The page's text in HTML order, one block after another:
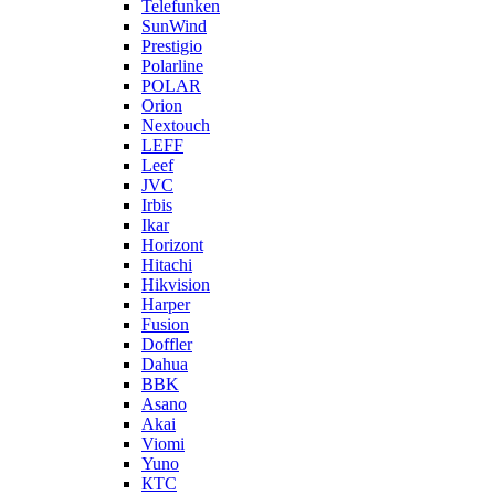
Telefunken
SunWind
Prestigio
Polarline
POLAR
Orion
Nextouch
LEFF
Leef
JVC
Irbis
Ikar
Horizont
Hitachi
Hikvision
Harper
Fusion
Doffler
Dahua
BBK
Asano
Akai
Viomi
Yuno
КТС